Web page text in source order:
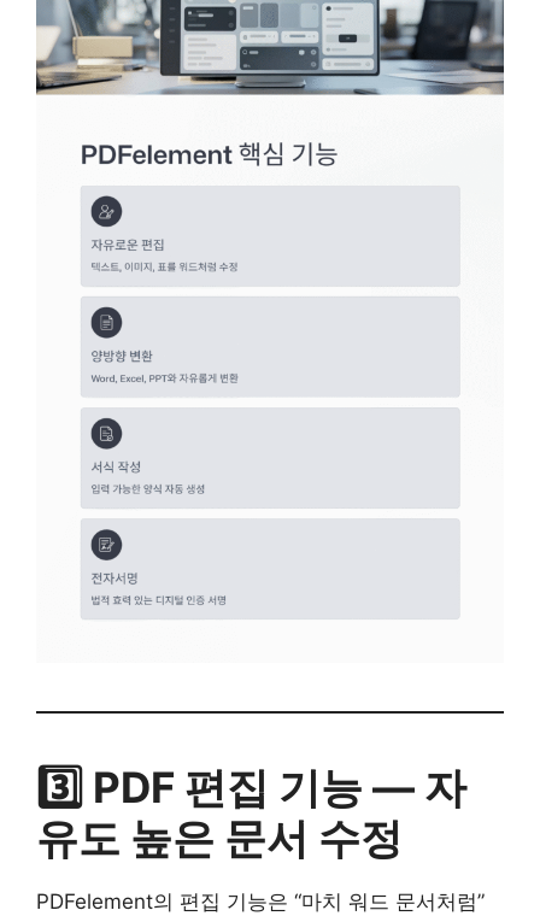
3️⃣ PDF 편집 기능 — 자
유도 높은 문서 수정
PDFelement의 편집 기능은 “마치 워드 문서처럼”